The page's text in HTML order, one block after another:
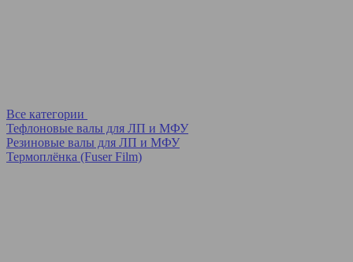
Все категории
Тефлоновые валы для ЛП и МФУ
Резиновые валы для ЛП и МФУ
Термоплёнка (Fuser Film)